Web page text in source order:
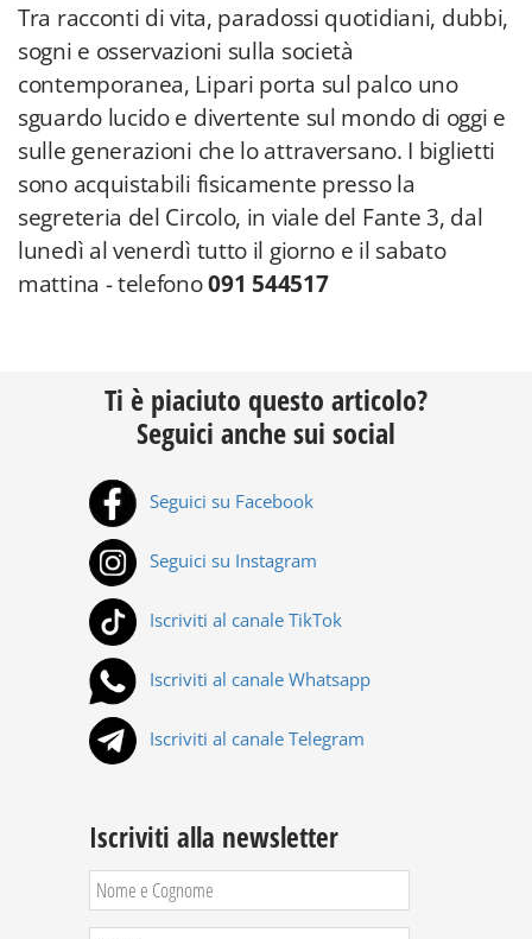
Tra racconti di vita, paradossi quotidiani, dubbi,
sogni e osservazioni sulla società
contemporanea, Lipari porta sul palco uno
sguardo lucido e divertente sul mondo di oggi e
sulle generazioni che lo attraversano. I biglietti
sono acquistabili fisicamente presso la
segreteria del Circolo, in viale del Fante 3, dal
lunedì al venerdì tutto il giorno e il sabato
mattina - telefono091 544517
Ti è piaciuto questo articolo?
Seguici anche sui social
Seguici su Facebook
Seguici su Instagram
Iscriviti al canale TikTok
Iscriviti al canale Whatsapp
Iscriviti al canale Telegram
Iscriviti alla newsletter